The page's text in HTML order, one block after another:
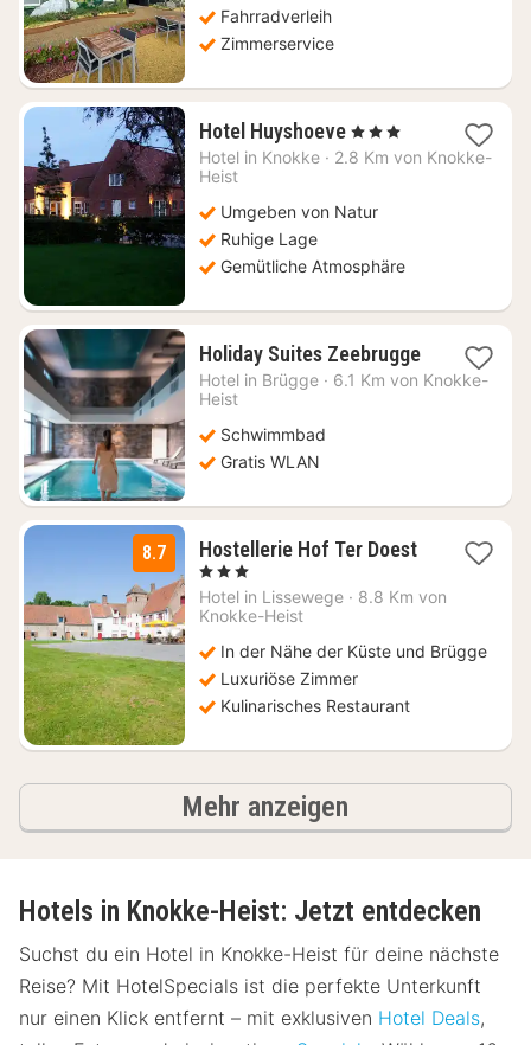
Fahrradverleih
Zimmerservice
Hotel Huyshoeve1
Nacht
€
, 3 Sterne
Hotel in Knokke · 2.8 Km von Knokke-
Heist
Umgeben von Natur
Ruhige Lage
Gemütliche Atmosphäre
Holiday Suites Zeebrugge1
Nacht
Hotel in Brügge · 6.1 Km von Knokke-
Heist
Schwimmbad
Gratis WLAN
8.7 Hostellerie Hof Ter Doest1
ab
, 3 Sterne
Hotel in Lissewege · 8.8 Km von
Knokke-Heist
In der Nähe der Küste und Brügge
Luxuriöse Zimmer
Kulinarisches Restaurant
Mehr anzeigen
Hotels in Knokke-Heist: Jetzt entdecken
Suchst du ein Hotel in Knokke-Heist für deine nächste
Reise? Mit HotelSpecials ist die perfekte Unterkunft
nur einen Klick entfernt – mit exklusiven Hotel Deals,